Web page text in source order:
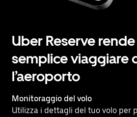
Uber Reserve
semplice viaggiare
l’aeroporto
Monitoraggio del volo
Utilizza i dettagli del tuo volo per